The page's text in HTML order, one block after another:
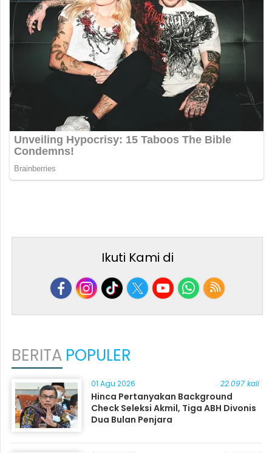
Ikuti Kami di
BERITA POPULER
01 Agu 2026 22.097 kali
Hinca Pertanyakan Background
Check Seleksi Akmil, Tiga ABH Divonis
Dua Bulan Penjara